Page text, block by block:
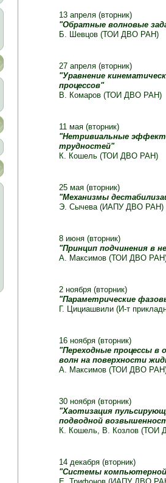
13 апреля (вторник)
"Обратные волновые
Б. Шевцов (ТОИ ДВО РАН)
27 апреля (вторник)
"Уравнение
процессов"
В. Комаров (ТОИ ДВО РАН)
11 мая (вторник)
"Нетривиальные
трудностей"
К. Кошель (ТОИ ДВО РАН)
25 мая (вторник)
"Механизмы
Э. Сычева (ИАПУ ДВО РАН)
8 июня (вторник)
"Принцип подчинения в
А. Максимов (ТОИ ДВО
2 ноября (вторник)
"Параметрические
Г. Цициашвили (И-т
16 ноября (вторник)
"Переходные процессы в
волн на поверхности
А. Максимов (ТОИ ДВО
30 ноября (вторник)
"Хаотизация
подводной
К. Кошель, В. Козлов (ТОИ
14 декабря (вторник)
"Системы